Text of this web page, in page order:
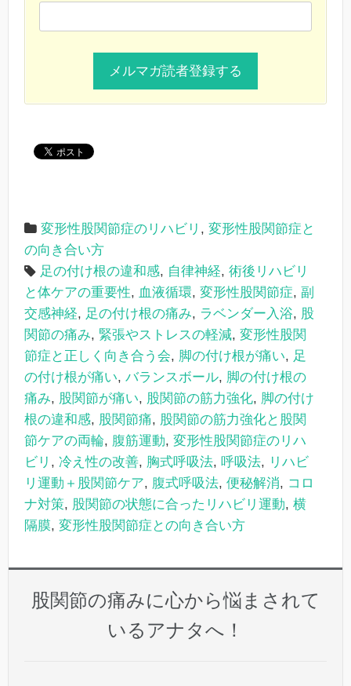
変形性股関節症のリハビリ , 変形性股関節症と
の向き合い方
足の付け根の違和感, 自律神経, 術後リハビリ
と体ケアの重要性, 血液循環, 変形性股関節症, 副
交感神経, 足の付け根の痛み, ラベンダー入浴, 股
関節の痛み, 緊張やストレスの軽減, 変形性股関
節症と正しく向き合う会, 脚の付け根が痛い, 足
の付け根が痛い, バランスボール, 脚の付け根の
痛み, 股関節が痛い, 股関節の筋力強化, 脚の付け
根の違和感, 股関節痛, 股関節の筋力強化と股関
節ケアの両輪, 腹筋運動, 変形性股関節症のリハ
ビリ , 冷え性の改善, 胸式呼吸法, 呼吸法, リハビ
リ運動＋股関節ケア, 腹式呼吸法, 便秘解消, コロ
ナ対策, 股関節の状態に合ったリハビリ運動, 横
隔膜, 変形性股関節症との向き合い方
股関節の痛みに心から悩まされて
いるアナタへ！